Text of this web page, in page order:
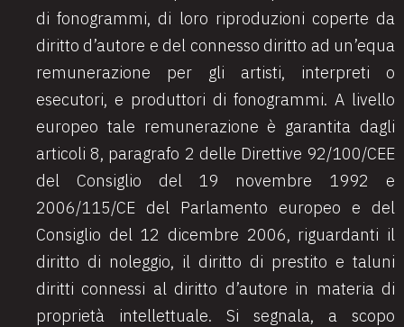
di fonogrammi, di loro riproduzioni coperte da
diritto d’autore e del connesso diritto ad un’equa
remunerazione per gli artisti, interpreti o
esecutori, e produttori di fonogrammi. A livello
europeo tale remunerazione è garantita dagli
articoli 8, paragrafo 2 delle Direttive 92/100/CEE
del Consiglio del 19 novembre 1992 e
2006/115/CE del Parlamento europeo e del
Consiglio del 12 dicembre 2006, riguardanti il
diritto di noleggio, il diritto di prestito e taluni
diritti connessi al diritto d’autore in materia di
proprietà intellettuale. Si segnala, a scopo